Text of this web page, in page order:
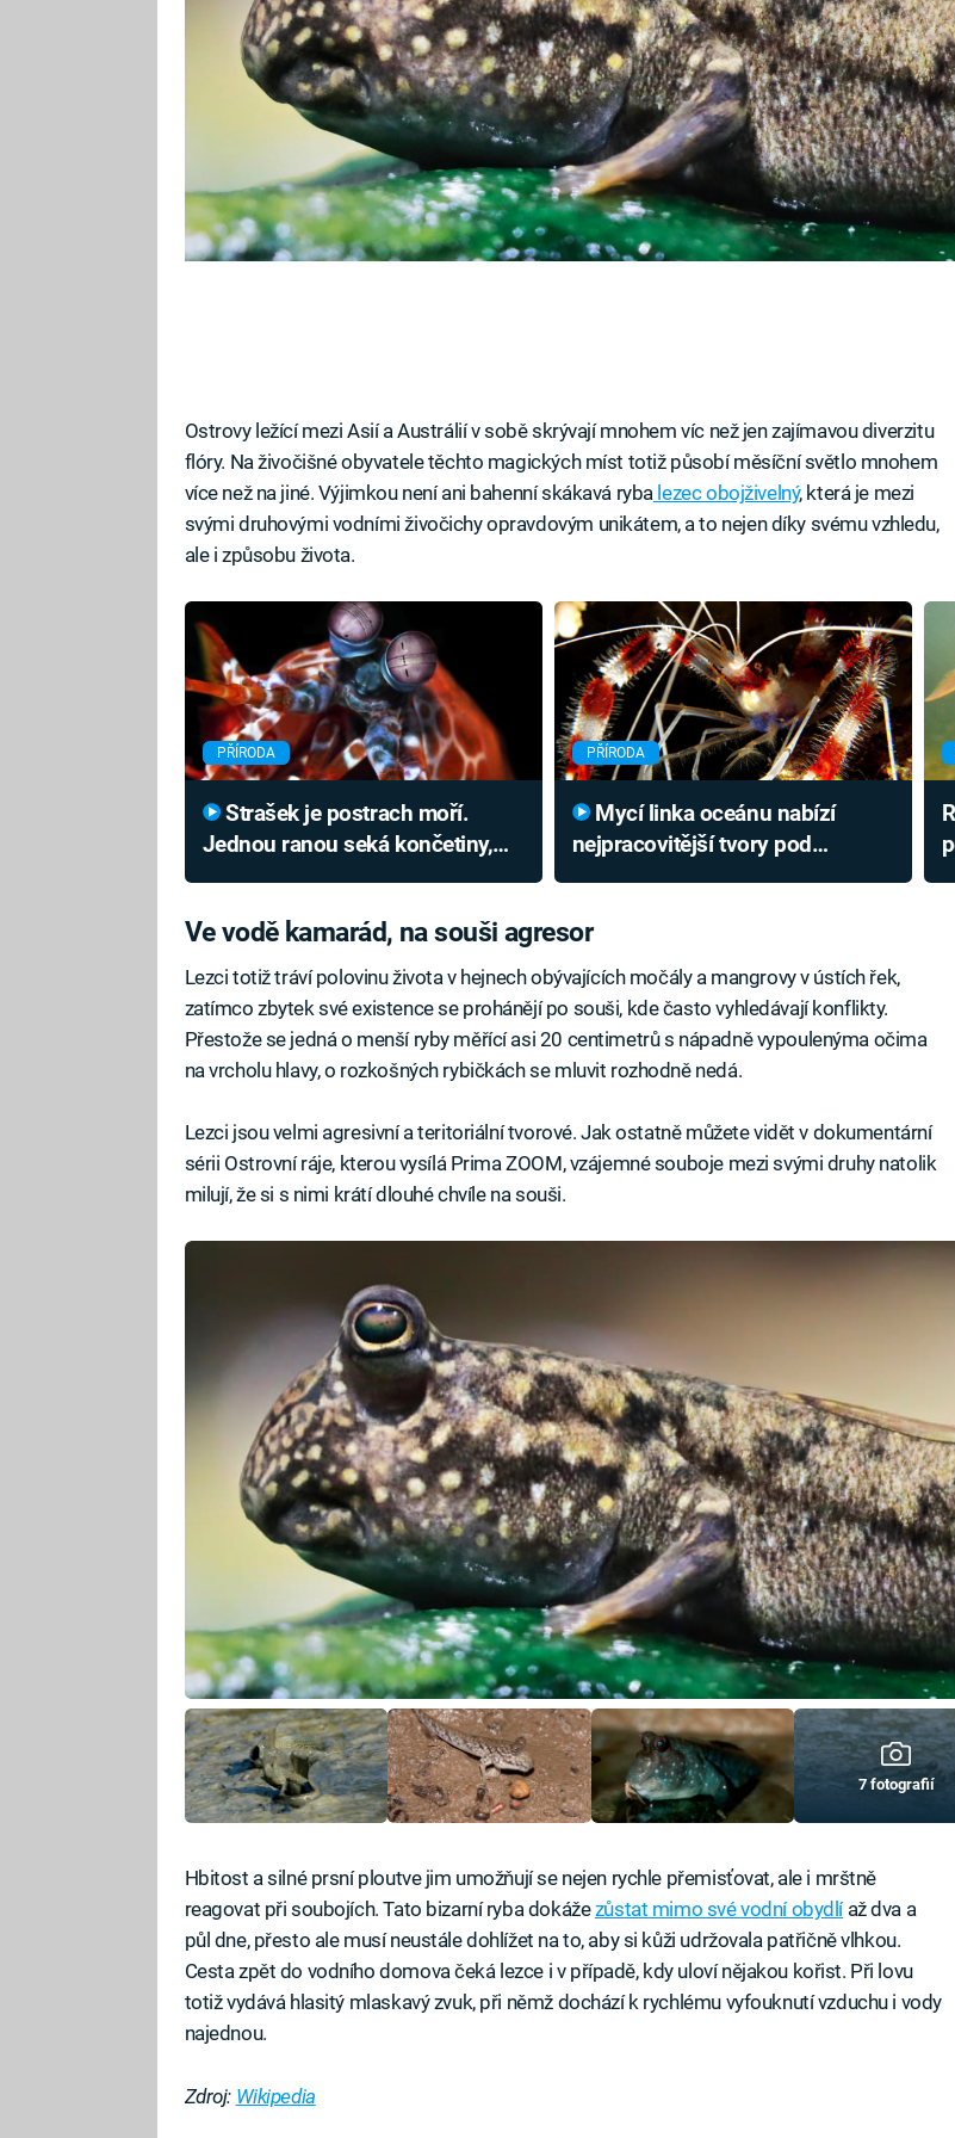
Ostrovy ležící mezi Asií a Austrálií v sobě skrývají mnohem víc než jen zajímavou diverzitu
flóry. Na živočišné obyvatele těchto magických míst totiž působí měsíční světlo mnohem
více než na jiné. Výjimkou není ani bahenní skákavá ryba lezec obojživelný, která je mezi
svými druhovými vodními živočichy opravdovým unikátem, a to nejen díky svému vzhledu,
ale i způsobu života.
PŘÍRODA
Strašek je postrach moří.
Jednou ranou seká končetiny,
PŘÍRODA
Mycí linka oceánu nabízí
nejpracovitější tvory pod
Ve vodě kamarád, na souši agresor
Lezci totiž tráví polovinu života v hejnech obývajících močály a mangrovy v ústích řek,
zatímco zbytek své existence se prohánějí po souši, kde často vyhledávají konflikty.
Přestože se jedná o menší ryby měřící asi 20 centimetrů s nápadně vypoulenýma očima
na vrcholu hlavy, o rozkošných rybičkách se mluvit rozhodně nedá.
Lezci jsou velmi agresivní a teritoriální tvorové. Jak ostatně můžete vidět v dokumentární
sérii Ostrovní ráje, kterou vysílá Prima ZOOM, vzájemné souboje mezi svými druhy natolik
milují, že si s nimi krátí dlouhé chvíle na souši.
7 fotografií
Hbitost a silné prsní ploutve jim umožňují se nejen rychle přemisťovat, ale i mrštně
reagovat při soubojích. Tato bizarní ryba dokážezůstat mimo své vodní obydlíaž dva a
půl dne, přesto ale musí neustále dohlížet na to, aby si kůži udržovala patřičně vlhkou.
Cesta zpět do vodního domova čeká lezce i v případě, kdy uloví nějakou kořist. Při lovu
totiž vydává hlasitý mlaskavý zvuk, při němž dochází k rychlému vyfouknutí vzduchu i vody
najednou.
Zdroj: Wikipedia